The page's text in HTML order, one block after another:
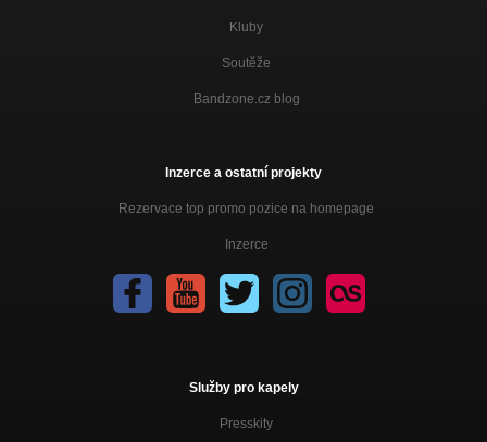
Kluby
Soutěže
Bandzone.cz blog
Inzerce a ostatní projekty
Rezervace top promo pozice na homepage
Inzerce
Služby pro kapely
Presskity